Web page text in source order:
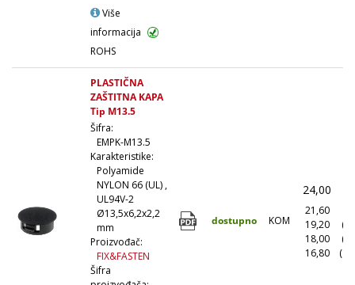
Više
informacija
ROHS
PLASTIČNA
ZAŠTITNA KAPA
Tip M13.5
Šifra:
EMPK-M13.5
Karakteristike:
Polyamide
NYLON 66 (UL) ,
UL94V-2
Ø13,5x6,2x2,2
mm
Proizvođač:
FIX&FASTEN
Šifra
dostupno KOM
24,00
21,60
19,20
18,00
16,80